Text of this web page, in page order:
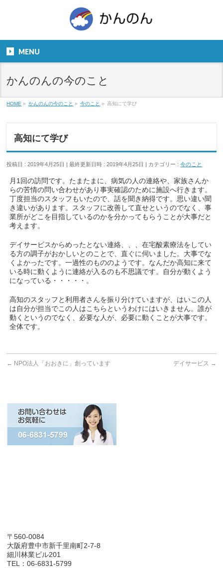
９：００～１８：００
MENU
かんのんの今のこと
HOME » かんのんの今のこと » 今のこと » 高知にて学び
高知にて学び
投稿日 : 2019年4月25日 最終更新日時 : 2019年4月25日 カテゴリー :今のこと
月1回の訪問です。たまたまに、病気の人の連絡や、家族さんか
らの苦情の問い合わせがあり事実確認のために施設へ行きます。
丁度担当のスタッフもいたので、話を聞き納得です。思い違い聞
き違いがあります。スタッフに改善して直せというのでなく、事
業所がどこを目指しているのかを分かってもらうことが大事だと
考えます。
デイサービスからめったとない連絡、、、在宅酸素療法をしてい
る方の調子がおかしいとのことで、直ぐに伺いました。大事でな
くよかったです。一過性のもののようです。なんだか高知に来て
いる時に動くように連絡が入るのも不思議です。自分が動くよう
になっている・・・・・。
高知のスタッフと利用者さんを振り分けていますが、はいこの人
は自分が担当でこの人はこちらというわけにはいきません。誰が
動くというのでなく、必要な人が、必要に動くことが大事です。
全体です。
← NPO法人「おおきに」創っています デイサービス →
〒560-0084
大阪府豊中市新千里南町2-7-8
細川林業ビル201
TEL：06-6831-5799